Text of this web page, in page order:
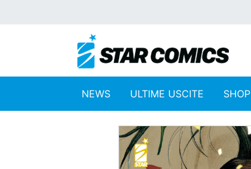
NEWS ULTIME USCITE SHOP